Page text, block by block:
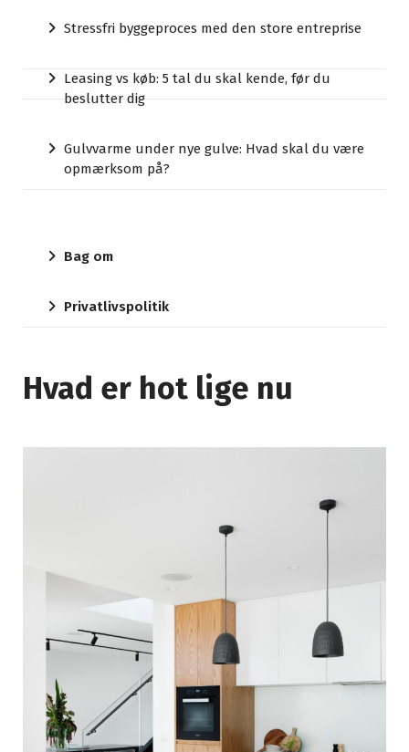
Stressfri byggeproces med den store entreprise
Leasing vs køb: 5 tal du skal kende, før du
beslutter dig
Gulvvarme under nye gulve: Hvad skal du være
opmærksom på?
Bag om
Privatlivspolitik
Hvad er hot lige nu